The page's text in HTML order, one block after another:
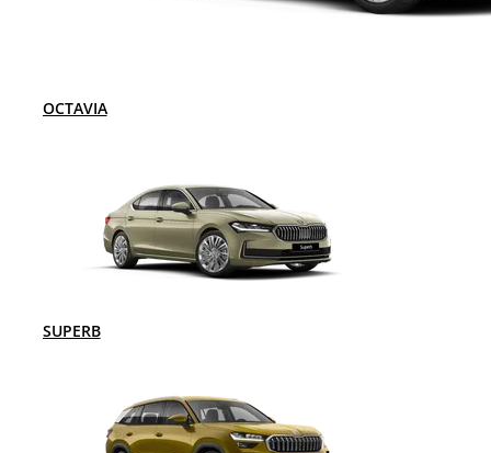
OCTAVIA
SUPERB